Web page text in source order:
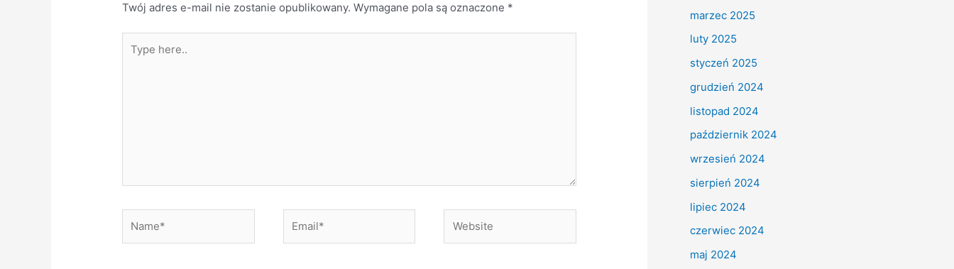
Twój adres e-mail nie zostanie opublikowany. Wymagane pola są oznaczone *
here..
marzec 2025
luty 2025
styczeń 2025
grudzień 2024
listopad 2024
październik 2024
wrzesień 2024
sierpień 2024
lipiec 2024
czerwiec 2024
maj 2024